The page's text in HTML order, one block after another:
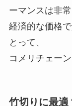
ーマンスは非
経済的な価格
とって、
コメリチェー
竹切りに最適